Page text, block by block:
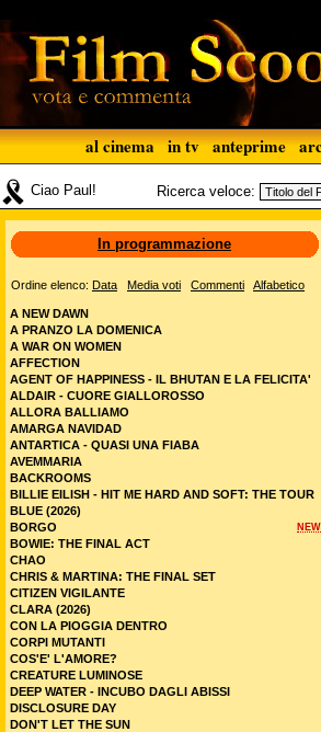
al cinema in tv anteprime
Ciao Paul! Ricerca veloce:
In programmazione
Ordine elenco: Data Media voti Commenti Alfabetico
A NEW DAWN
A PRANZO LA DOMENICA
A WAR ON WOMEN
AFFECTION
AGENT OF HAPPINESS - IL BHUTAN E LA FELICITA'
ALDAIR - CUORE GIALLOROSSO
ALLORA BALLIAMO
AMARGA NAVIDAD
ANTARTICA - QUASI UNA FIABA
AVEMMARIA
BACKROOMS
BILLIE EILISH - HIT ME HARD AND SOFT: THE TOUR
BLUE (2026)
NEW
BORGO
BOWIE: THE FINAL ACT
CHAO
CHRIS & MARTINA: THE FINAL SET
CITIZEN VIGILANTE
CLARA (2026)
CON LA PIOGGIA DENTRO
CORPI MUTANTI
COS'E' L'AMORE?
CREATURE LUMINOSE
DEEP WATER - INCUBO DAGLI ABISSI
DISCLOSURE DAY
DON'T LET THE SUN